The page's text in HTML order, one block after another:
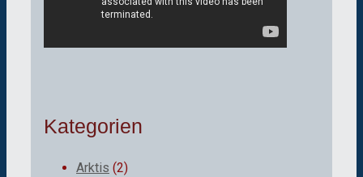
Kategorien
Arktis (2)